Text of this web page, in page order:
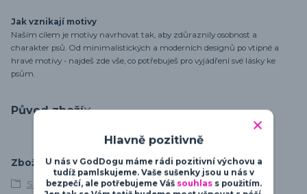
Jak vznikají motivy
Naším cílem je motivy navrhovat tak, aby zdůraznily osobnost a
charakter psů. Od minimalistických a moderních designů po vtipné a
hravé motivy - najdeš zde vše, co potřebuješ pro vyjádření své lásky ke
psům.
Původ zboží
Zboží zařazeno v kategoriích
S vlastním textem
Hlavně pozitivně
U nás v GodDogu máme rádi pozitivní výchovu a
tudíž pamlskujeme. Vaše sušenky jsou u nás v
bezpečí, ale potřebujeme Váš souhlass použitím.